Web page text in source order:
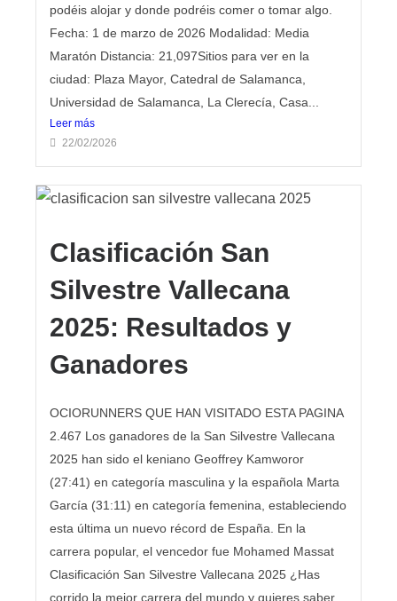
podéis alojar y donde podréis comer o tomar algo.
Fecha: 1 de marzo de 2026 Modalidad: Media
Maratón Distancia: 21,097Sitios para ver en la
ciudad: Plaza Mayor, Catedral de Salamanca,
Universidad de Salamanca, La Clerecía, Casa...
Leer más
22/02/2026
Clasificación San
Silvestre Vallecana
2025: Resultados y
Ganadores
OCIORUNNERS QUE HAN VISITADO ESTA PAGINA
2.467 Los ganadores de la San Silvestre Vallecana
2025 han sido el keniano Geoffrey Kamworor
(27:41) en categoría masculina y la española Marta
García (31:11) en categoría femenina, estableciendo
esta última un nuevo récord de España. En la
carrera popular, el vencedor fue Mohamed Massat
Clasificación San Silvestre Vallecana 2025 ¿Has
corrido la mejor carrera del mundo y quieres saber